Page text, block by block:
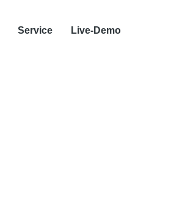
Service Live-Demo